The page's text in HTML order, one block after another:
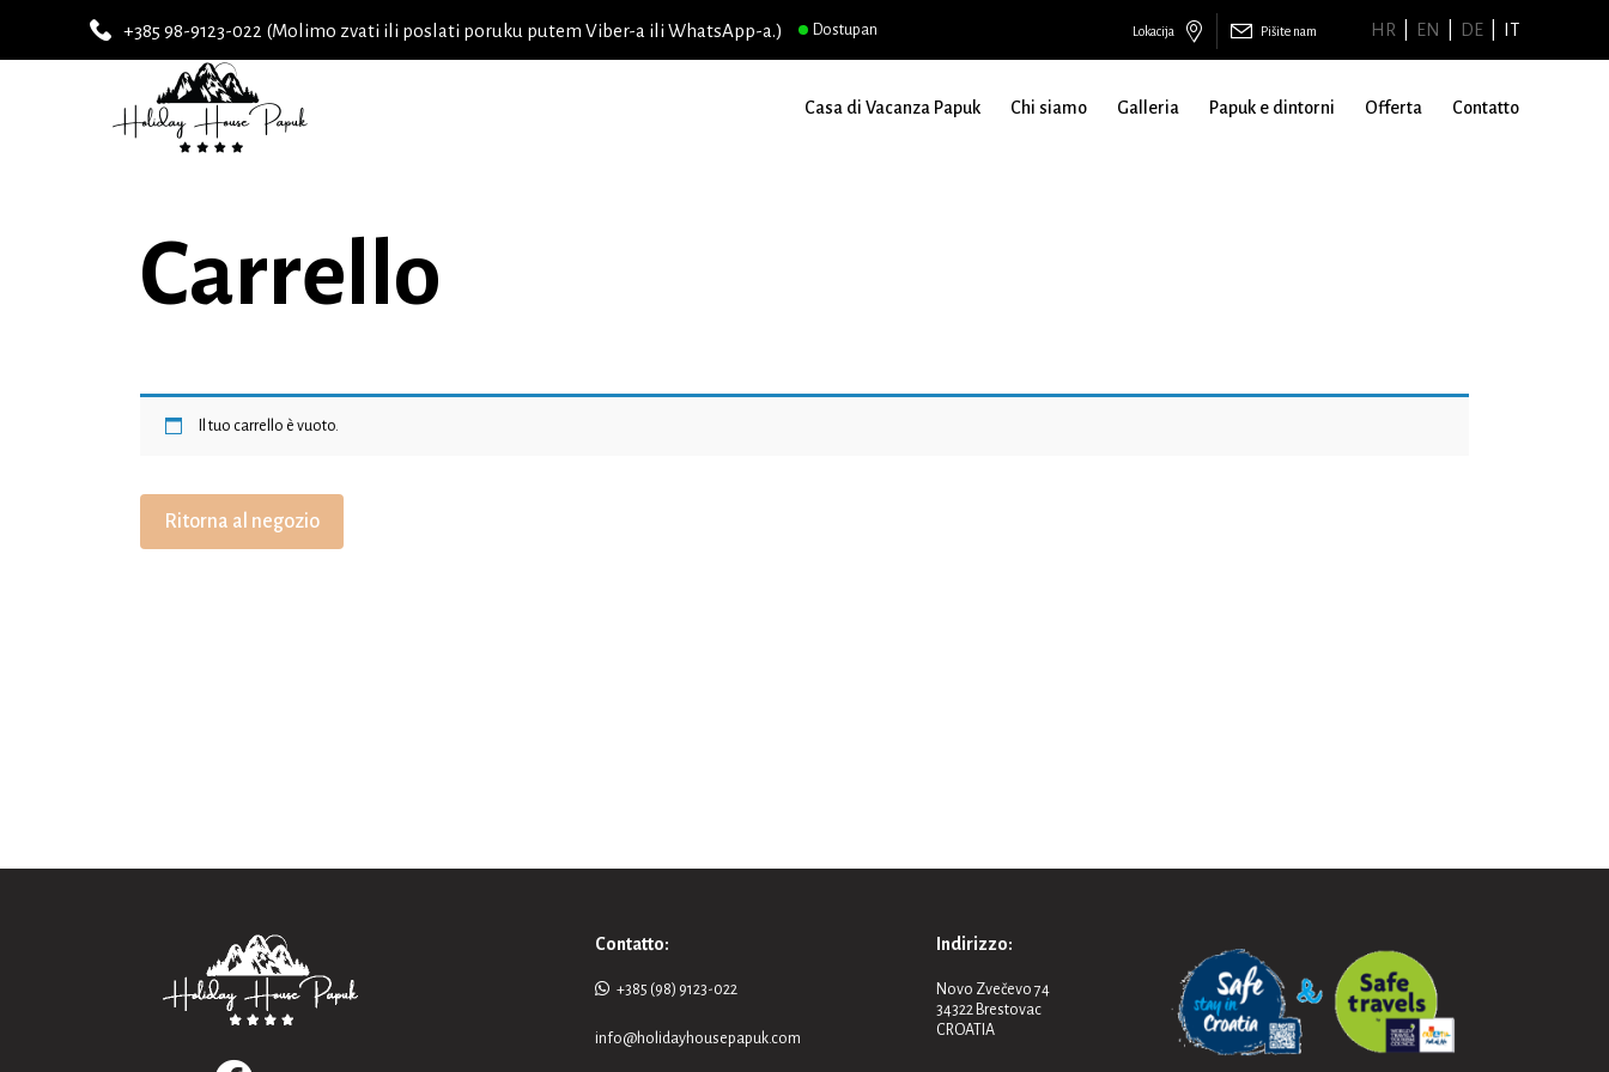
+385 98-9123-022 (Molimo zvati ili poslati poruku putem Viber-a ili WhatsApp-a.) Dostupan Lokacija Pišite nam HR EN DE IT
Casa di Vacanza Papuk Chi siamo Galleria Papuk e dintorni Offerta Contatto
Carrello
Il tuo carrello è vuoto.
Ritorna al negozio
Contatto:
+385 (98) 9123-022
info@holidayhousepapuk.com
Indirizzo:
Novo Zvečevo 74
34322 Brestovac
CROATIA